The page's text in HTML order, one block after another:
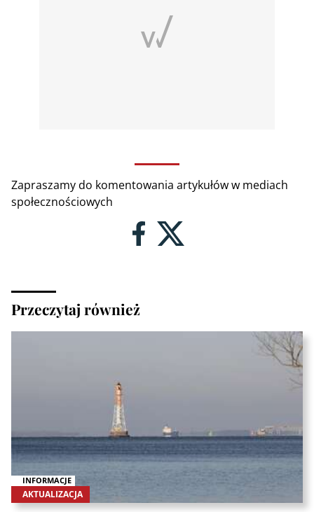
Zapraszamy do komentowania artykułów w mediach
społecznościowych
Przeczytaj również
INFORMACJE
AKTUALIZACJA